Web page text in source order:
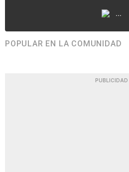
...
POPULAR EN LA COMUNIDAD
PUBLICIDAD